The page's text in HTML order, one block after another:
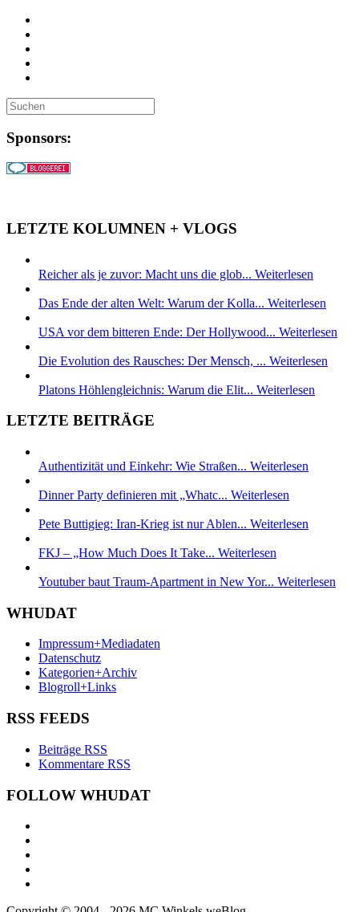
Sponsors:
LETZTE KOLUMNEN + VLOGS
Reicher als je zuvor: Macht uns die glob... Weiterlesen
Das Ende der alten Welt: Warum der Kolla... Weiterlesen
USA vor dem bitteren Ende: Der Hollywood... Weiterlesen
Die Evolution des Rausches: Der Mensch, ... Weiterlesen
Platons Höhlengleichnis: Warum die Elit... Weiterlesen
LETZTE BEITRÄGE
Authentizität und Einkehr: Wie Straßen... Weiterlesen
Dinner Party definieren mit „Whatc... Weiterlesen
Pete Buttigieg: Iran-Krieg ist nur Ablen... Weiterlesen
FKJ – „How Much Does It Take... Weiterlesen
Youtuber baut Traum-Apartment in New Yor... Weiterlesen
WHUDAT
Impressum+Mediadaten
Datenschutz
Kategorien+Archiv
Blogroll+Links
RSS FEEDS
Beiträge RSS
Kommentare RSS
FOLLOW WHUDAT